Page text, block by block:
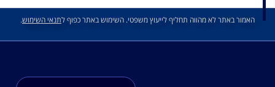
האמור באתר לא מהווה תחליף לייעוץ משפטי. השימוש באתר כפוף לתנאי השימוש.